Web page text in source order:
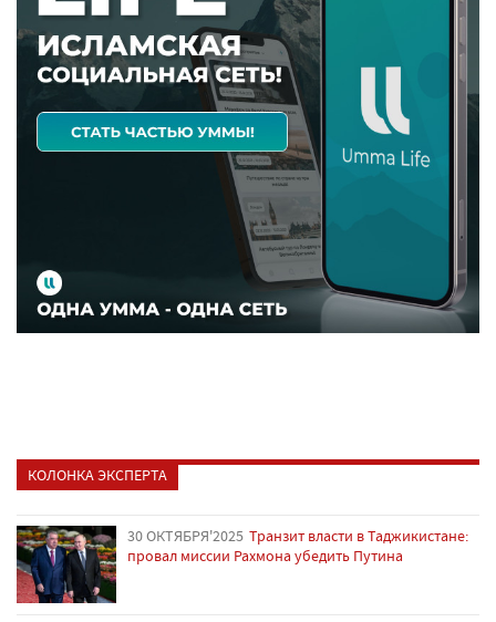
КОЛОНКА ЭКСПЕРТА
30 ОКТЯБРЯ'2025 Транзит власти в Таджикистане:
провал миссии Рахмона убедить Путина